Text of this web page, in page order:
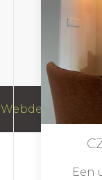
Een
Webdesign